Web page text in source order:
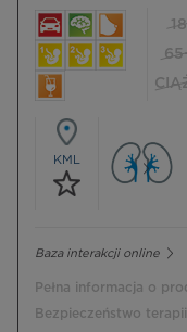
18
KML
Baza interakcji online
Pełna informacja o
Bezpieczeństwo terapii